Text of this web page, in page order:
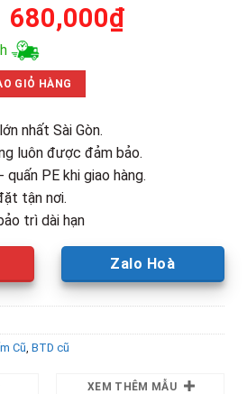
Giá
gốc
là:
1,440,000₫.
680,000₫Giá
Tròn Có Kệ số lượng
GIỎ HÀNG
nhất Sài Gòn.
luôn được đảm bảo.
PE khi giao hàng.
tận nơi.
trì dài hạn
Zalo Hoà
Cũ, BTD cũ
XEM THÊM MẪU